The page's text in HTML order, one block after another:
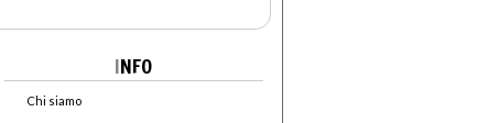
INFO
Chi siamo